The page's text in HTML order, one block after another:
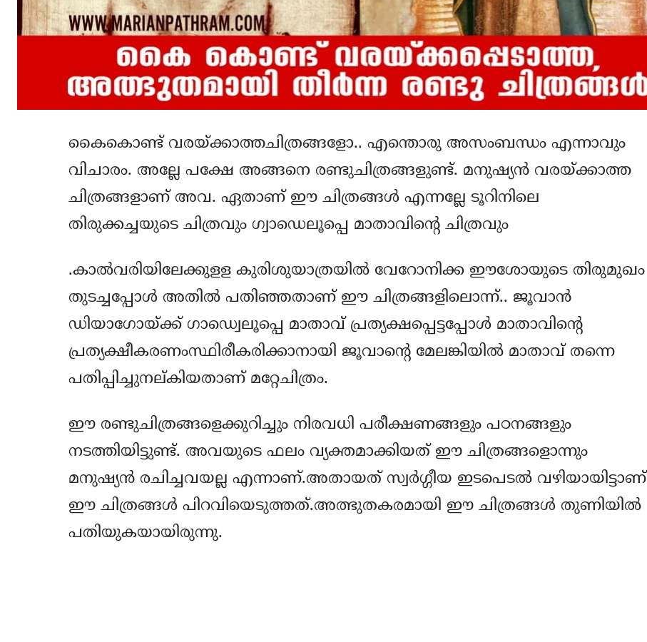
കൈകൊണ്ട് വരയ്ക്കാത്തചിത്രങ്ങളോ.. എന്തൊരു അസംബന്ധം എന്നാവും
വിചാരം. അല്ലേ പക്ഷേ അങ്ങനെ രണ്ടുചിത്രങ്ങളുണ്ട്. മനുഷ്യന്‍ വരയ്ക്കാത്ത
ചിത്രങ്ങളാണ് അവ. ഏതാണ് ഈ ചിത്രങ്ങള്‍ എന്നല്ലേ ടൂറിനിലെ
തിരുക്കച്ചയുടെ ചിത്രവും ഗ്വാഡെലൂപ്പെ മാതാവിന്റെ ചിത്രവും
.കാല്‍വരിയിലേക്കുളള കുരിശുയാത്രയില്‍ വേറോനിക്ക ഈശോയുടെ തിരുമുഖം
തുടച്ചപ്പോള്‍ അതില്‍ പതിഞ്ഞതാണ് ഈ ചിത്രങ്ങളിലൊന്ന്.. ജൂവാന്‍
ഡിയാഗോയ്ക്ക് ഗാഡ്വെലൂപ്പെ മാതാവ് പ്രത്യക്ഷപ്പെട്ടപ്പോള്‍ മാതാവിന്റെ
പ്രത്യക്ഷീകരണംസ്ഥിരീകരിക്കാനായി ജൂവാന്റെ മേലങ്കിയില്‍ മാതാവ് തന്നെ
പതിപ്പിച്ചുനല്കിയതാണ് മറ്റേചിത്രം.
ഈ രണ്ടുചിത്രങ്ങളെക്കുറിച്ചും നിരവധി പരീക്ഷണങ്ങളും പഠനങ്ങളും
നടത്തിയിട്ടുണ്ട്. അവയുടെ ഫലം വ്യക്തമാക്കിയത് ഈ ചിത്രങ്ങളൊന്നും
മനുഷ്യന്‍ രചിച്ചവയല്ല എന്നാണ്.അതായത് സ്വര്‍ഗ്ഗീയ ഇടപെടല്‍ വഴിയായിട്ടാണ്
ഈ ചിത്രങ്ങള്‍ പിറവിയെടുത്തത്.അത്ഭുതകരമായി ഈ ചിത്രങ്ങള്‍ തുണിയില്‍
പതിയുകയായിരുന്നു.